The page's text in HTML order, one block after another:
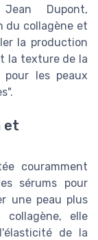
Dupont,
du collagène et
la production
la texture de la
les peaux
et
couramment
sérums pour
une peau plus
elle
de la